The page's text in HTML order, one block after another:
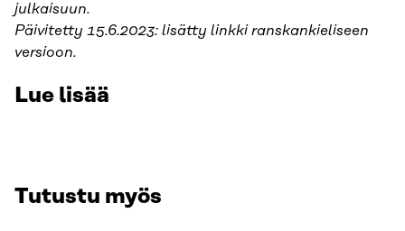
julkaisuun.
Päivitetty 15.6.2023: lisätty linkki ranskankieliseen
versioon.
Lue lisää
Tutustu myös